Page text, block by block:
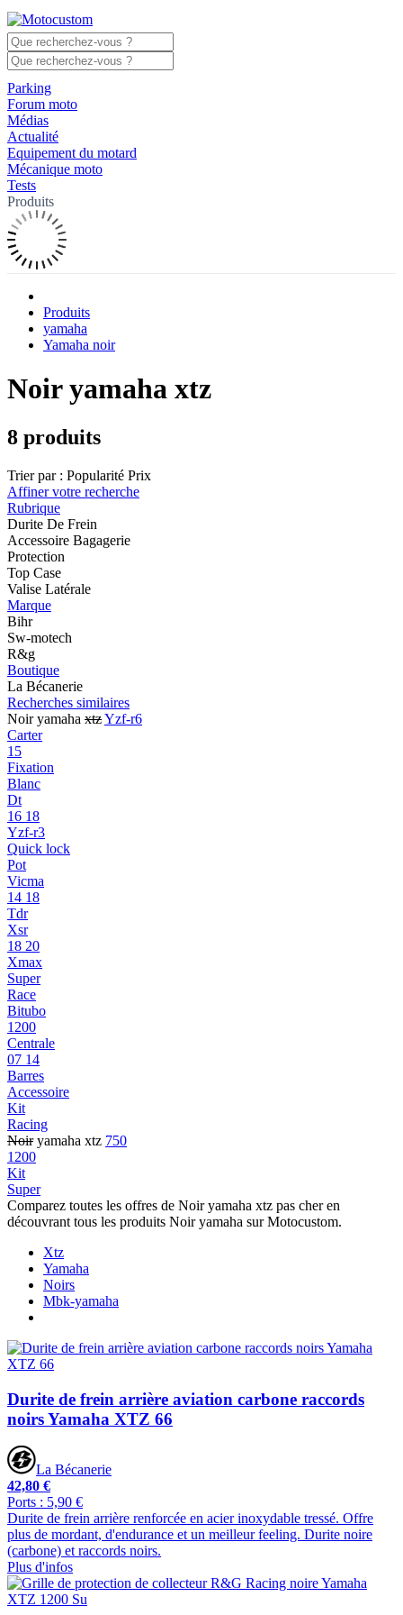
Parking
Forum moto
Médias
Actualité
Equipement du motard
Mécanique moto
Tests
Produits
Produits
yamaha
Yamaha noir
Noir yamaha xtz
8 produits
Trier par : Popularité Prix
Affiner votre recherche
Rubrique
Durite De Frein
Accessoire Bagagerie
Protection
Top Case
Valise Latérale
Marque
Bihr
Sw-motech
R&g
Boutique
La Bécanerie
Recherches similaires
Noir yamaha xtzYzf-r6
Carter
15
Fixation
Blanc
Dt
16 18
Yzf-r3
Quick lock
Pot
Vicma
14 18
Tdr
Xsr
18 20
Xmax
Super
Race
Bitubo
1200
Centrale
07 14
Barres
Accessoire
Kit
Racing
Noiryamaha xtz 750
1200
Kit
Super
Comparez toutes les offres de Noir yamaha xtz pas cher en
découvrant tous les produits Noir yamaha sur Motocustom.
Xtz
Yamaha
Noirs
Mbk-yamaha
Durite de frein arrière aviation carbone raccords
noirs Yamaha XTZ 66
La Bécanerie
42,80 €
Ports : 5,90 €
Durite de frein arrière renforcée en acier inoxydable tressé. Offre
plus de mordant, d'endurance et un meilleur feeling. Durite noire
(carbone) et raccords noirs.
Plus d'infos